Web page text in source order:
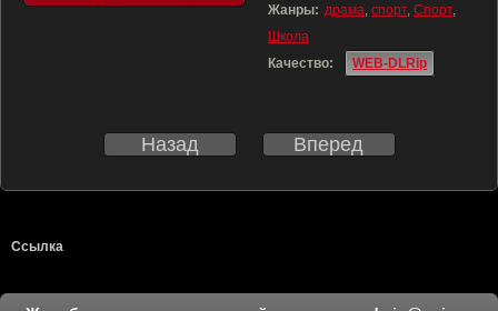
Жанры: драма, спорт, Спорт,
Школа
Качество:
WEB-DLRip
Назад Вперед
Ссылка